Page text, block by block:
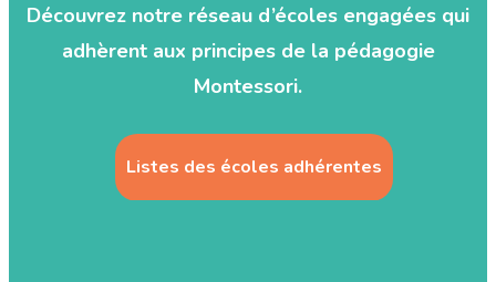
Découvrez notre réseau d’écoles engagées qui
adhèrent aux principes de la pédagogie
Montessori.
Listes des écoles adhérentes